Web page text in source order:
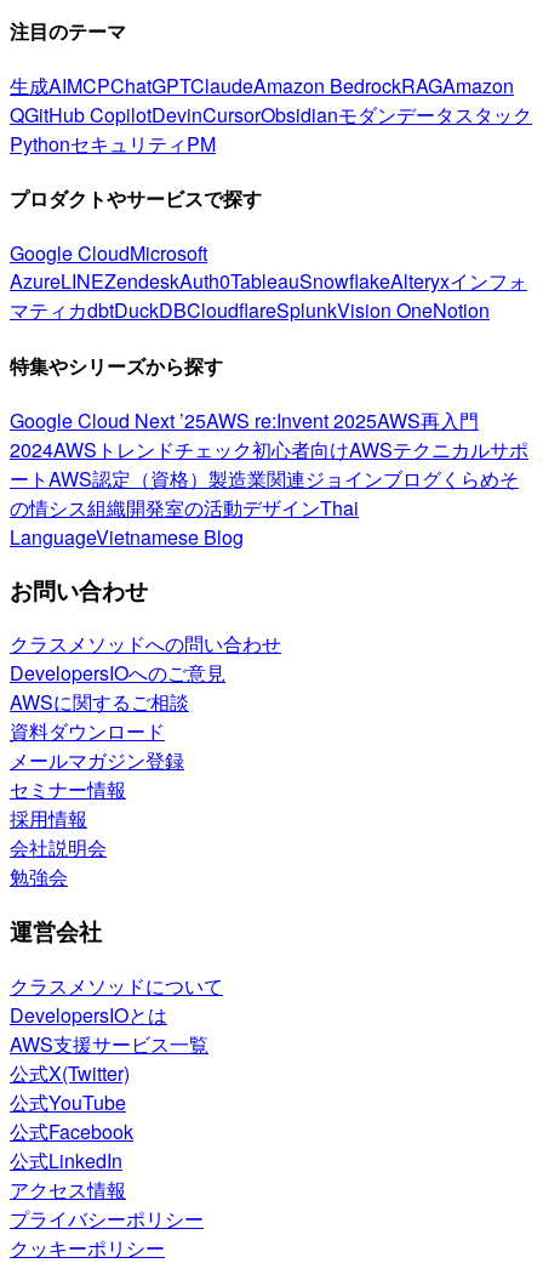
注目のテーマ
生成AIMCPChatGPTClaudeAmazon BedrockRAGAmazon
QGitHub CopilotDevinCursorObsidianモダンデータスタック
PythonセキュリティPM
プロダクトやサービスで探す
Google CloudMicrosoft
AzureLINEZendeskAuth0TableauSnowflakeAlteryxインフォ
マティカdbtDuckDBCloudflareSplunkVision OneNotion
特集やシリーズから探す
Google Cloud Next ’25AWS re:Invent 2025AWS再入門
2024AWSトレンドチェック初心者向けAWSテクニカルサポ
ートAWS認定（資格） 製造業関連ジョインブログくらめそ
の情シス組織開発室の活動デザインThai
LanguageVietnamese Blog
お問い合わせ
クラスメソッドへの問い合わせ
DevelopersIOへのご意見
AWSに関するご相談
資料ダウンロード
メールマガジン登録
セミナー情報
採用情報
会社説明会
勉強会
運営会社
クラスメソッドについて
DevelopersIOとは
AWS支援サービス一覧
公式X(Twitter)
公式YouTube
公式Facebook
公式LinkedIn
アクセス情報
プライバシーポリシー
クッキーポリシー